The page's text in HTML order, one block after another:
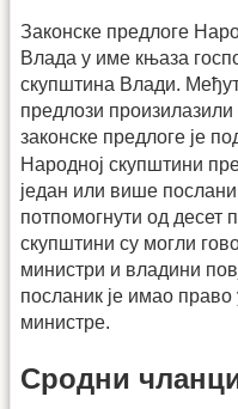
Законске предлоге
Влада у име књаза
скупштина Влади.
предлози
законске предлоге је
Народној скупштини
један или више
потпомогнути од десет
скупштини су могли
министри и владини
посланик је имао
министре.
Сродни